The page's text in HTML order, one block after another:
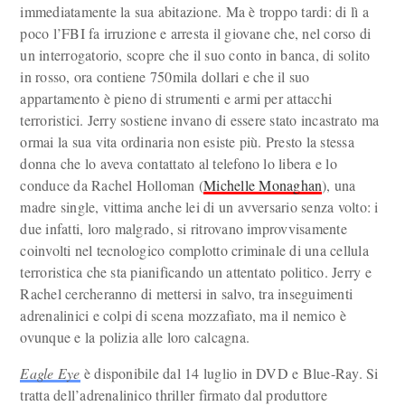
immediatamente la sua abitazione. Ma è troppo tardi: di lì a
poco l’FBI fa irruzione e arresta il giovane che, nel corso di
un interrogatorio, scopre che il suo conto in banca, di solito
in rosso, ora contiene 750mila dollari e che il suo
appartamento è pieno di strumenti e armi per attacchi
terroristici. Jerry sostiene invano di essere stato incastrato ma
ormai la sua vita ordinaria non esiste più. Presto la stessa
donna che lo aveva contattato al telefono lo libera e lo
conduce da Rachel Holloman (Michelle Monaghan), una
madre single, vittima anche lei di un avversario senza volto: i
due infatti, loro malgrado, si ritrovano improvvisamente
coinvolti nel tecnologico complotto criminale di una cellula
terroristica che sta pianificando un attentato politico. Jerry e
Rachel cercheranno di mettersi in salvo, tra inseguimenti
adrenalinici e colpi di scena mozzafiato, ma il nemico è
ovunque e la polizia alle loro calcagna.
Eagle Eye è disponibile dal 14 luglio in DVD e Blue-Ray. Si
tratta dell’adrenalinico thriller firmato dal produttore